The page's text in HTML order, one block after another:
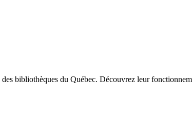
bibliothèques du Québec. Découvrez leur